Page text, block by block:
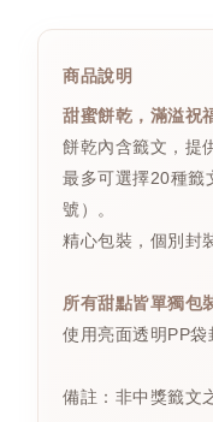
商品說明
甜蜜餅乾，滿溢祝
餅乾內含籤文，提
最多可選擇20種籤
號）。
精心包裝，個別封
所有甜點皆單獨包
使用亮面透明PP袋
備註：非中獎籤文